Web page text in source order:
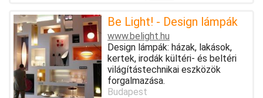
Be Light! - Design lámpák
www.belight.hu
Design lámpák: házak, lakások,
kertek, irodák kültéri- és beltéri
világítástechnikai eszközök
forgalmazása.
Budapest